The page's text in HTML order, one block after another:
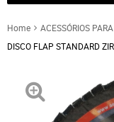
Home
ACESSÓRIOS
DISCO FLAP STANDARD